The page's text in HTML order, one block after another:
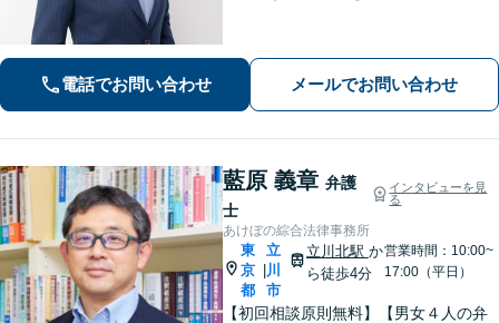
を心がけています【離婚・男女問題／
相続・遺言／交通事故】
電話でお問い合わせ メールでお問い合わせ
藍原 義章 弁護
士
インタビューを見
る
あけぼの綜合法律事務所
東
京
都
立
川
市
立川北駅 か
ら徒歩4分
営業時間：10:00~
17:00（平日）
【初回相談原則無料】【男女４人の弁